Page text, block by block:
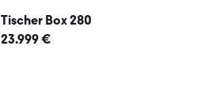
Tischer Box 280
23.999 €